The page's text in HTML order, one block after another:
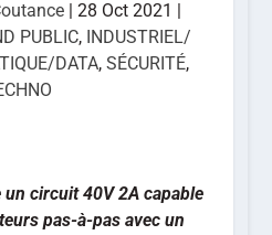
| 28 Oct 2021 |
PUBLIC, INDUSTRIEL/
DATA, SÉCURITÉ,
circuit 40V 2A capable
pas-à-pas avec un